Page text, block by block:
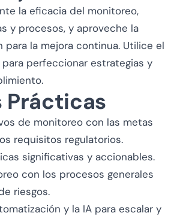
la eficacia del monitoreo,
y procesos, y aproveche la
para la mejora continua. Utilice el
perfeccionar estrategias y
Prácticas
de monitoreo con las metas
requisitos regulatorios.
significativas y accionables.
con los procesos generales
riesgos.
y la IA para escalar y